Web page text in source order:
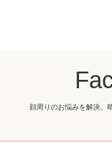
顔周りのお悩みを解決。